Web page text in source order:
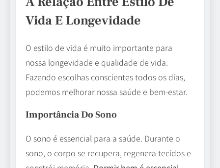
Vida E Longevidade
O estilo de vida é muito importante para
nossa longevidade e qualidade de vida.
Fazendo escolhas conscientes todos os dias,
podemos melhorar nossa saúde e bem-estar.
Importância Do Sono
O sono é essencial para a saúde. Durante o
sono, o corpo se recupera, regenera tecidos e